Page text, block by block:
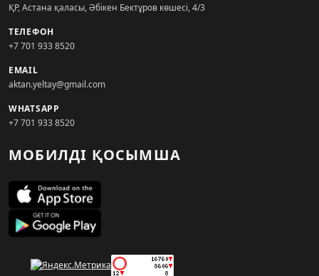
ҚР, Астана қаласы, Әбікен Бектұров көшесі, 4/3
ТЕЛЕФОН
+7 701 933 8520
EMAIL
aktan.yeltay@gmail.com
WHATSAPP
+7 701 933 8520
МОБИЛДІ ҚОСЫМША